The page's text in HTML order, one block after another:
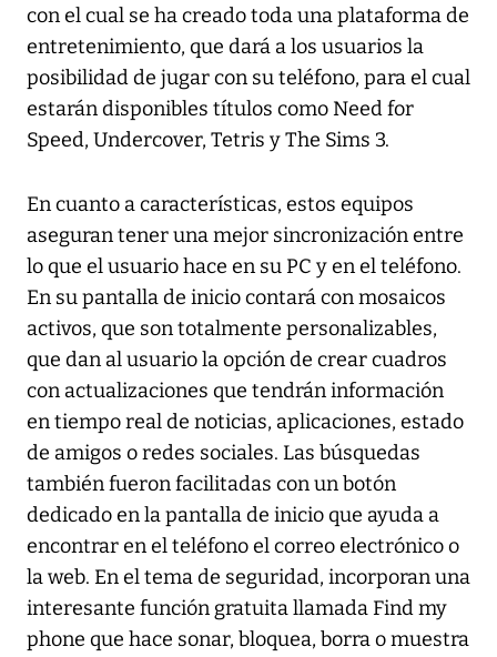
con el cual se ha creado toda una plataforma de
entretenimiento, que dará a los usuarios la
posibilidad de jugar con su teléfono, para el cual
estarán disponibles títulos como Need for
Speed, Undercover, Tetris y The Sims 3.
En cuanto a características, estos equipos
aseguran tener una mejor sincronización entre
lo que el usuario hace en su PC y en el teléfono.
En su pantalla de inicio contará con mosaicos
activos, que son totalmente personalizables,
que dan al usuario la opción de crear cuadros
con actualizaciones que tendrán información
en tiempo real de noticias, aplicaciones, estado
de amigos o redes sociales. Las búsquedas
también fueron facilitadas con un botón
dedicado en la pantalla de inicio que ayuda a
encontrar en el teléfono el correo electrónico o
la web. En el tema de seguridad, incorporan una
interesante función gratuita llamada Find my
phone que hace sonar, bloquea, borra o muestra